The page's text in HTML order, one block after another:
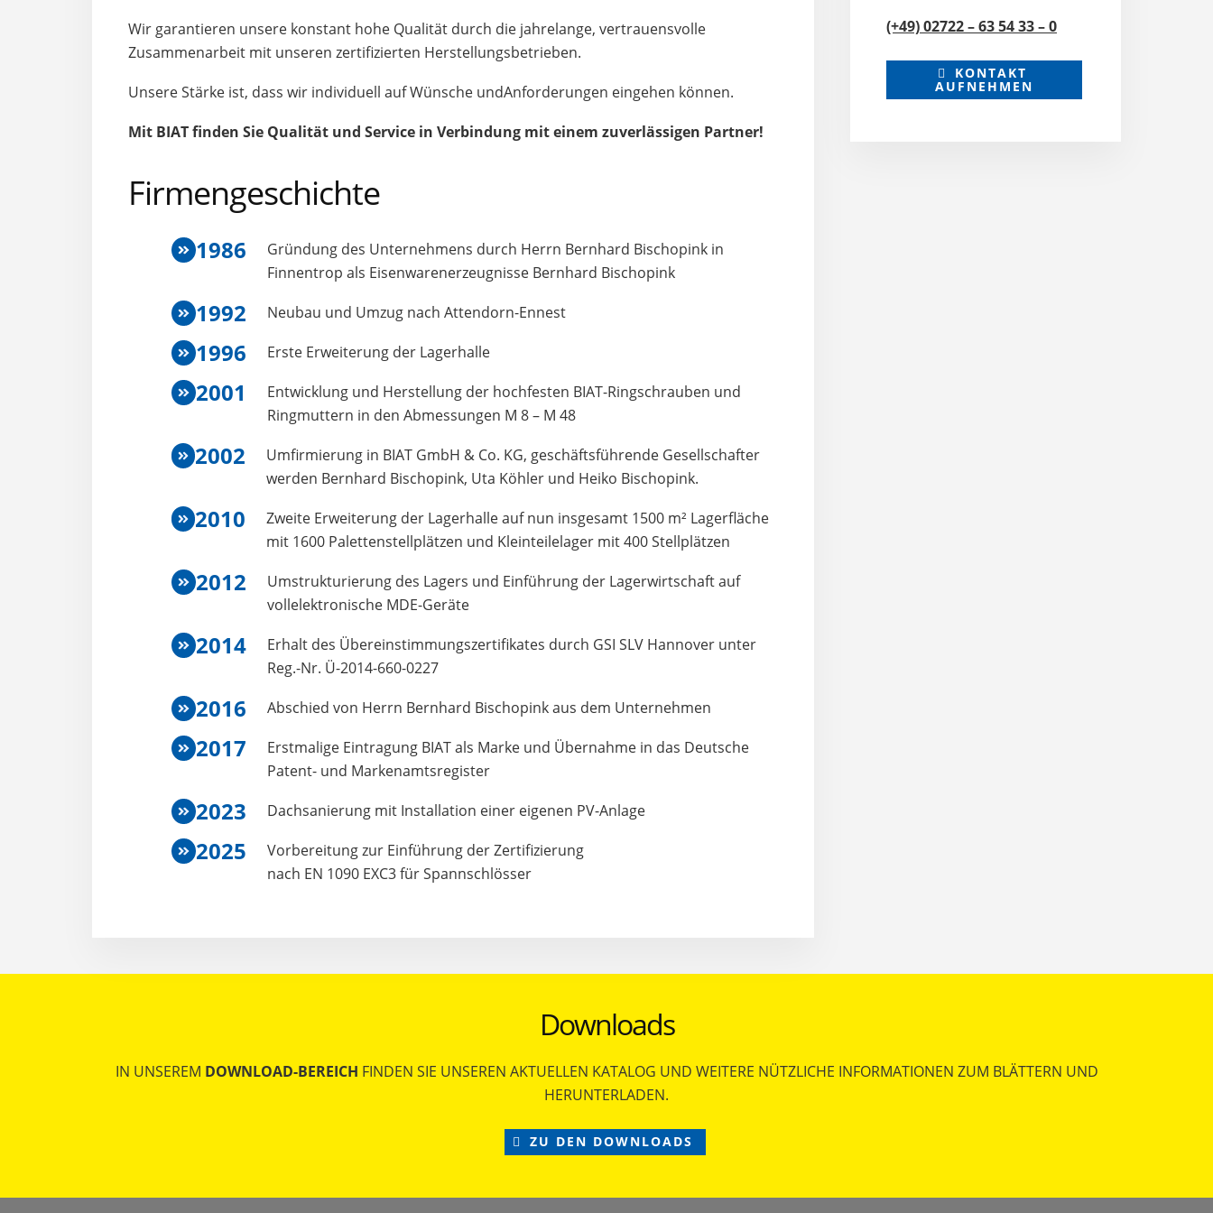
Wir garantieren unsere konstant hohe Qualität durch die jahrelange, vertrauensvolle
Zusammenarbeit mit unseren zertifizierten Herstellungsbetrieben.
Unsere Stärke ist, dass wir individuell auf Wünsche undAnforderungen eingehen können.
Mit BIAT finden Sie Qualität und Service in Verbindung mit einem zuverlässigen Partner!
Firmengeschichte
1986
Gründung des Unternehmens durch Herrn Bernhard Bischopink in
Finnentrop als Eisenwarenerzeugnisse Bernhard Bischopink
1992 Neubau und Umzug nach Attendorn-Ennest
1996 Erste Erweiterung der Lagerhalle
2001
Entwicklung und Herstellung der hochfesten BIAT-Ringschrauben und
Ringmuttern in den Abmessungen M 8 – M 48
2002
Umfirmierung in BIAT GmbH & Co. KG, geschäftsführende Gesellschafter
werden Bernhard Bischopink, Uta Köhler und Heiko Bischopink.
2010
Zweite Erweiterung der Lagerhalle auf nun insgesamt 1500 m² Lagerfläche
mit 1600 Palettenstellplätzen und Kleinteilelager mit 400 Stellplätzen
2012
Umstrukturierung des Lagers und Einführung der Lagerwirtschaft auf
vollelektronische MDE-Geräte
2014
Erhalt des Übereinstimmungszertifikates durch GSI SLV Hannover unter
Reg.-Nr. Ü-2014-660-0227
2016 Abschied von Herrn Bernhard Bischopink aus dem Unternehmen
2017
Erstmalige Eintragung BIAT als Marke und Übernahme in das Deutsche
Patent- und Markenamtsregister
2023 Dachsanierung mit Installation einer eigenen PV-Anlage
2025
Vorbereitung zur Einführung der Zertifizierung
nach EN 1090 EXC3 für Spannschlösser
(+49) 02722 – 63 54 33 – 0
KONTAKT
AUFNEHMEN
Downloads
IN UNSEREM DOWNLOAD-BEREICH FINDEN SIE UNSEREN AKTUELLEN KATALOG UND WEITERE NÜTZLICHE INFORMATIONEN ZUM BLÄTTERN UND
HERUNTERLADEN.
ZU DEN DOWNLOADS